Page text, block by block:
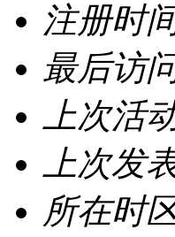
注册时
最后访
上次活
上次发
所在时